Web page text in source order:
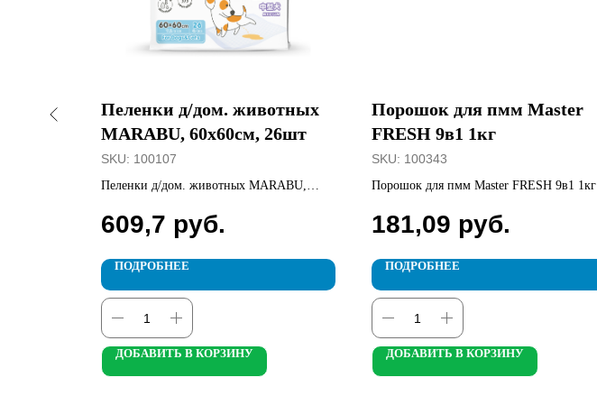
Пеленки д/дом. животных
MARABU, 60x60см, 26шт
SKU: 100107
Пеленки д/дом. животных MARABU,
609,7 руб.
ПОДРОБНЕЕ
ДОБАВИТЬ В КОРЗИНУ
Порошок для пмм Master
FRESH 9в1 1кг
SKU: 100343
Порошок для пмм Master FRESH 9в1 1кг
181,09 руб.
ПОДРОБНЕЕ
ДОБАВИТЬ В КОРЗИНУ